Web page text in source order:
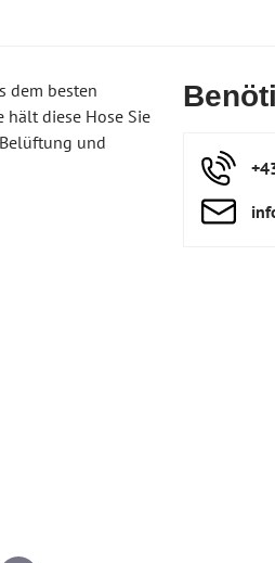
dem besten
hält diese Hose Sie
und